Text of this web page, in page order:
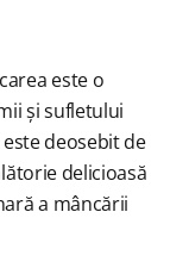
este o
și sufletului
deosebit de
delicioasă
a mâncării